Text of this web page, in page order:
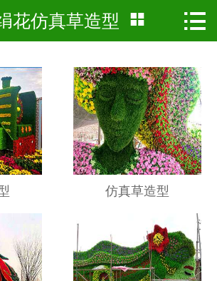
 首页
产品展示
景点工程
基地风采
科普知识
花仿真草造型  
仿真草造型